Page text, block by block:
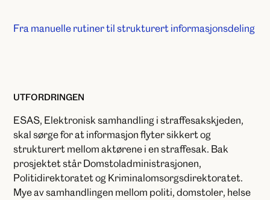
Fra manuelle rutiner til strukturert informasjonsdeling
UTFORDRINGEN
ESAS, Elektronisk samhandling i straffesakskjeden,
skal sørge for at informasjon flyter sikkert og
strukturert mellom aktørene i en straffesak. Bak
prosjektet står Domstoladministrasjonen,
Politidirektoratet og Kriminalomsorgsdirektoratet.
Mye av samhandlingen mellom politi, domstoler, helse